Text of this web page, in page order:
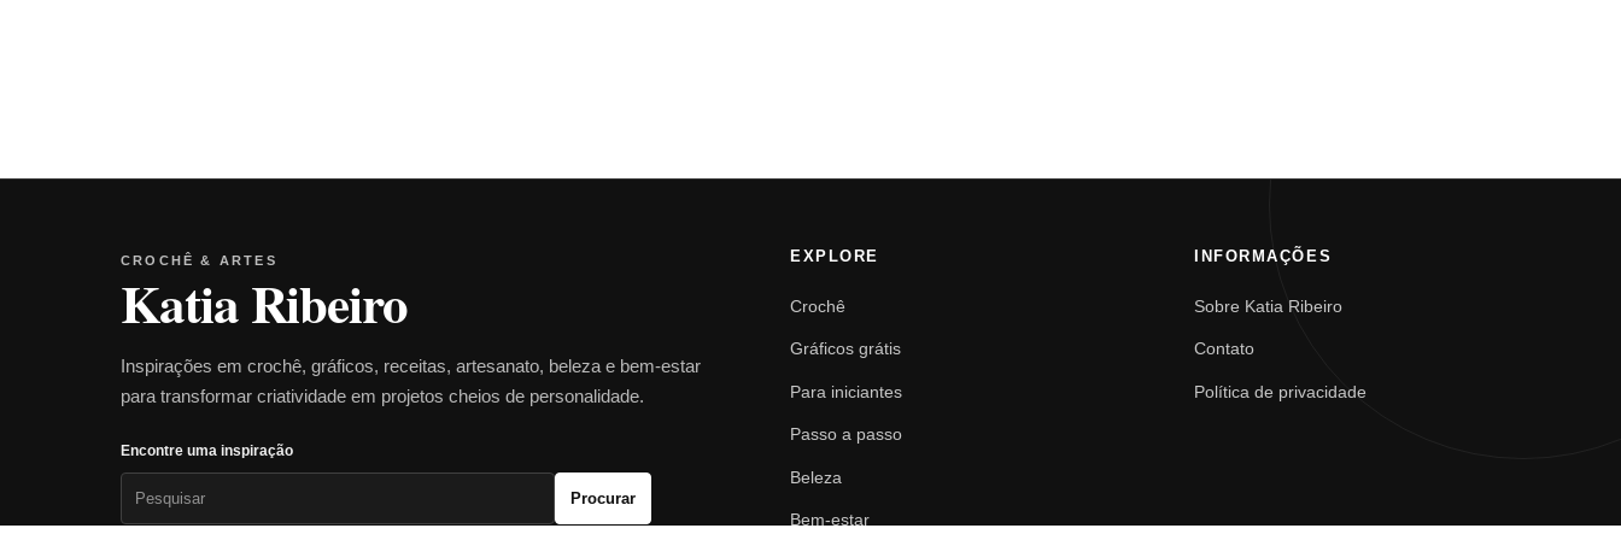
CROCHÊ & ARTES
Katia Ribeiro
Inspirações em crochê, gráficos, receitas, artesanato, beleza e bem-estar
para transformar criatividade em projetos cheios de personalidade.
Encontre uma inspiração
Procurar
EXPLORE
Crochê
Gráficos grátis
Para iniciantes
Passo a passo
Beleza
Bem-estar
INFORMAÇÕES
Sobre Katia Ribeiro
Contato
Política de privacidade